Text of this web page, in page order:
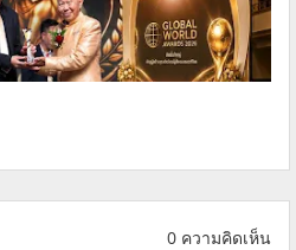
0 ความคิดเห็น